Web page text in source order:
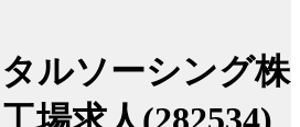
ルソーシング株